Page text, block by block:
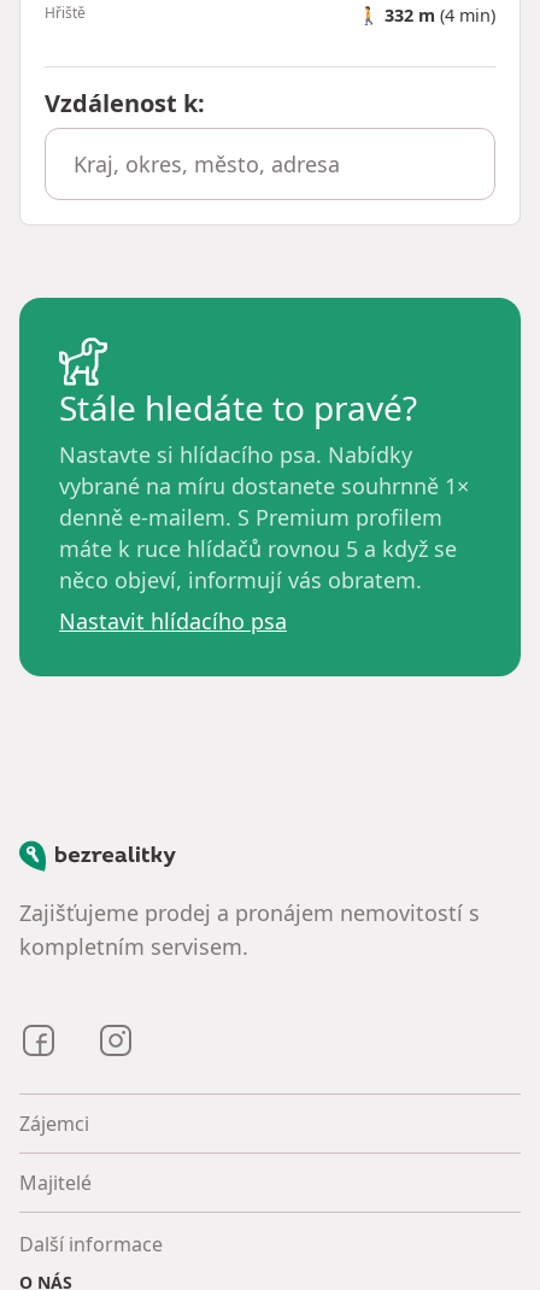
Hřiště 🚶 332 m (4 min)
Vzdálenost k:
Stále hledáte to pravé?
Nastavte si hlídacího psa. Nabídky
vybrané na míru dostanete souhrnně 1×
denně e-mailem. S Premium profilem
máte k ruce hlídačů rovnou 5 a když se
něco objeví, informují vás obratem.
Nastavit hlídacího psa
Bezrealitky
Zajišťujeme prodej a pronájem nemovitostí s
kompletním servisem.
Bezrealitky na Facebooku
Zájemci
Majitelé
Další informace
O NÁS